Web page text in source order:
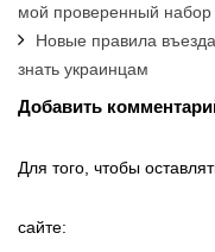
мой проверенный набор
Новые правила
знать украинцам
Добавить
Для того, чтобы
сайте: